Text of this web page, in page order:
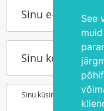
See
Sinu e-post
Sinu
Sinu küsimus või soov